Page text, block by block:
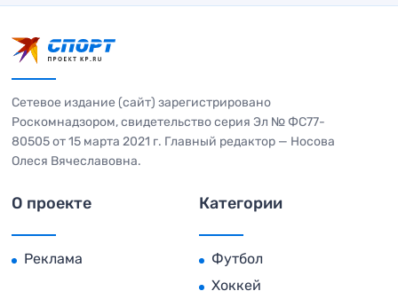
Сетевое издание (сайт) зарегистрировано
Роскомнадзором, свидетельство серия Эл № ФС77-
80505 от 15 марта 2021 г. Главный редактор — Носова
Олеся Вячеславовна.
О проекте
Реклама
Категории
Футбол
Хоккей